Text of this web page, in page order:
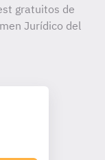
gratuitos de
Jurídico del